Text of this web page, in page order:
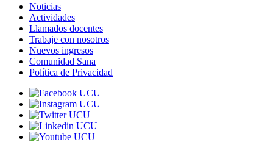
Noticias
Actividades
Llamados docentes
Trabaje con nosotros
Nuevos ingresos
Comunidad Sana
Política de Privacidad